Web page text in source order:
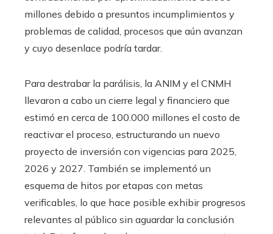
millones debido a presuntos incumplimientos y
problemas de calidad, procesos que aún avanzan
y cuyo desenlace podría tardar.
Para destrabar la parálisis, la ANIM y el CNMH
llevaron a cabo un cierre legal y financiero que
estimó en cerca de 100.000 millones el costo de
reactivar el proceso, estructurando un nuevo
proyecto de inversión con vigencias para 2025,
2026 y 2027. También se implementó un
esquema de hitos por etapas con metas
verificables, lo que hace posible exhibir progresos
relevantes al público sin aguardar la conclusión